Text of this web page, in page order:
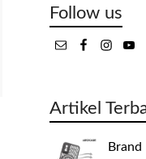
Follow us
Artikel
Brand